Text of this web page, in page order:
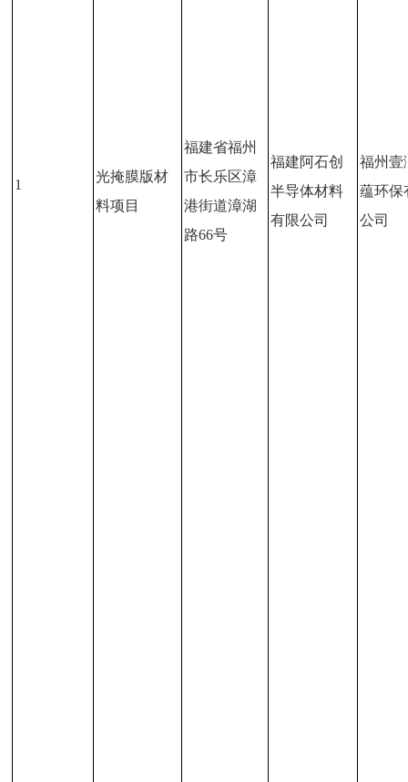
1
光掩膜版材
料项目
福建省福州
市长乐区漳
港街道漳湖
路66号
福建阿石创
半导体材料
有限公司
福州壹
蕴环保
公司